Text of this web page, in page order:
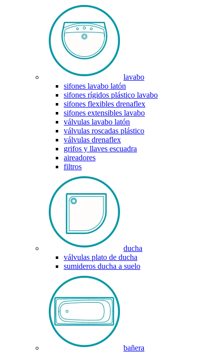
lavabo
sifones lavabo latón
sifones rígidos plástico lavabo
sifones flexibles drenaflex
sifones extensibles lavabo
válvulas lavabo latón
válvulas roscadas plástico
válvulas drenaflex
grifos y llaves escuadra
aireadores
filtros
ducha
válvulas plato de ducha
sumideros ducha a suelo
bañera